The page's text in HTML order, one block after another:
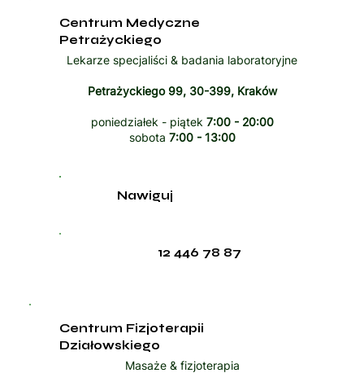
Centrum Medyczne
Petrażyckiego
Lekarze specjaliści & badania laboratoryjne
Petrażyckiego 99, 30-399, Kraków
poniedziałek - piątek 7:00 - 20:00
sobota 7:00 - 13:00
12 446 78 87
Nawiguj
Centrum Fizjoterapii
Działowskiego
Masaże & fizjoterapia